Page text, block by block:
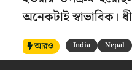
অনেকটাই স্বাভাবিক।
আরও India Nepal